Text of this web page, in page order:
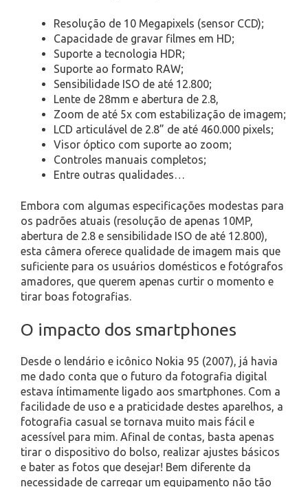
Resolução de 10 Megapixels (sensor CCD);
Capacidade de gravar filmes em HD;
Suporte a tecnologia HDR;
Suporte ao formato RAW;
Sensibilidade ISO de até 12.800;
Lente de 28mm e abertura de 2.8,
Zoom de até 5x com estabilização de imagem;
LCD articulável de 2.8” de até 460.000 pixels;
Visor óptico com suporte ao zoom;
Controles manuais completos;
Entre outras qualidades…
Embora com algumas especificações modestas para
os padrões atuais (resolução de apenas 10MP,
abertura de 2.8 e sensibilidade ISO de até 12.800),
esta câmera oferece qualidade de imagem mais que
suficiente para os usuários domésticos e fotógrafos
amadores, que querem apenas curtir o momento e
tirar boas fotografias.
O impacto dos smartphones
Desde o lendário e icônico Nokia 95 (2007), já havia
me dado conta que o futuro da fotografia digital
estava íntimamente ligado aos smartphones. Com a
facilidade de uso e a praticidade destes aparelhos, a
fotografia casual se tornava muito mais fácil e
acessível para mim. Afinal de contas, basta apenas
tirar o dispositivo do bolso, realizar ajustes básicos
e bater as fotos que desejar! Bem diferente da
necessidade de carregar um equipamento não tão